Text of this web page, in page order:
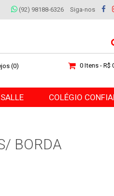
(92) 98188-6326 Siga-nos
(0) 0 Itens - R$
COLÉGIO
BORDA